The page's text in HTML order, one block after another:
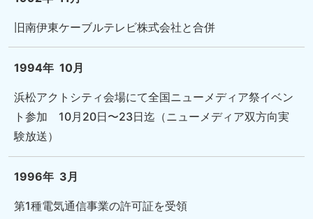
旧南伊東ケーブルテレビ株式会社と合併
1994年 10月
浜松アクトシティ会場にて全国ニューメディア祭イベン
ト参加 10月20日〜23日迄（ニューメディア双方向実
験放送）
1996年 3月
第1種電気通信事業の許可証を受領